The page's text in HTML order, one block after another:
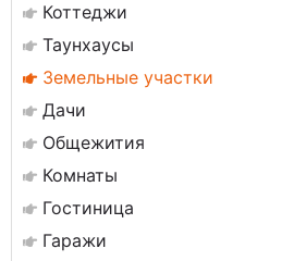
Коттеджи
Таунхаусы
Земельные участки
Дачи
Общежития
Комнаты
Гостиница
Гаражи